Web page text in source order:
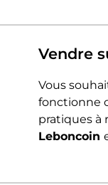
Vendre
Vous
fonctionne
pratiques à
Leboncoin